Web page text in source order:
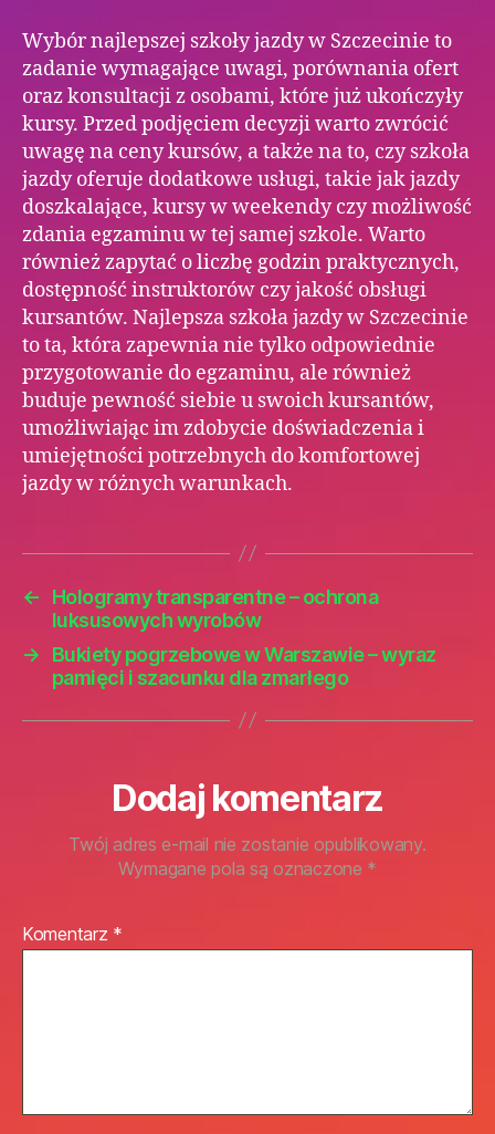
Wybór najlepszej szkoły jazdy w Szczecinie to
zadanie wymagające uwagi, porównania ofert
oraz konsultacji z osobami, które już ukończyły
kursy. Przed podjęciem decyzji warto zwrócić
uwagę na ceny kursów, a także na to, czy szkoła
jazdy oferuje dodatkowe usługi, takie jak jazdy
doszkalające, kursy w weekendy czy możliwość
zdania egzaminu w tej samej szkole. Warto
również zapytać o liczbę godzin praktycznych,
dostępność instruktorów czy jakość obsługi
kursantów. Najlepsza szkoła jazdy w Szczecinie
to ta, która zapewnia nie tylko odpowiednie
przygotowanie do egzaminu, ale również
buduje pewność siebie u swoich kursantów,
umożliwiając im zdobycie doświadczenia i
umiejętności potrzebnych do komfortowej
jazdy w różnych warunkach.
←
Hologramy transparentne – ochrona
luksusowych wyrobów
→
Bukiety pogrzebowe w Warszawie – wyraz
pamięci i szacunku dla zmarłego
Dodaj komentarz
Twój adres e-mail nie zostanie opublikowany.
Wymagane pola są oznaczone *
Komentarz *